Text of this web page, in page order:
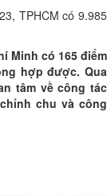
TPHCM có 9.985
Minh có 165 điểm
hợp được. Qua
tâm về công tác
chu và công